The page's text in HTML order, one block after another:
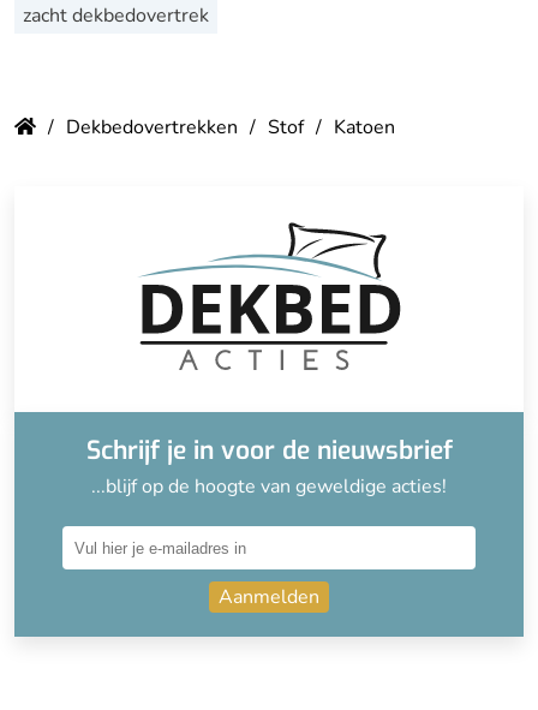
zacht dekbedovertrek
Dekbedovertrekken Stof Katoen
Schrijf je in voor de nieuwsbrief
...blijf op de hoogte van geweldige acties!
Aanmelden